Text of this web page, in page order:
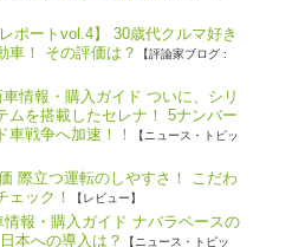
ポートvol.4】 30歳代クルマ好き
車！ その評価は？
【評論家ブログ :
情報・購入ガイド ついに、シリ
ムを搭載したセレナ！ 5ナンバー
車戦争へ加速！！
【ニュース・トピッ
際立つ運転のしやすさ！ こだわ
ェック！
【レビュー】
情報・購入ガイド ナバラベースの
本への導入は？
【ニュース・トピッ